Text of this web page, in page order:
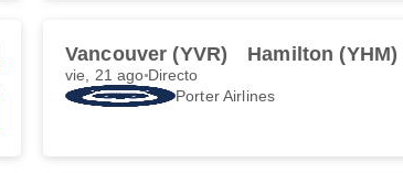
Vancouver (YVR) Hamilton (YHM)
vie, 21 ago Directo
Porter Airlines